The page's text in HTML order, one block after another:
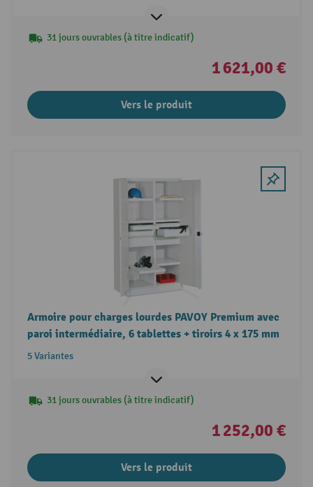
31 jours ouvrables (à titre indicatif)
1 621,00 €
Vers le produit
Armoire pour charges lourdes PAVOY Premium avec
paroi intermédiaire, 6 tablettes + tiroirs 4 x 175 mm
5 Variantes
31 jours ouvrables (à titre indicatif)
1 252,00 €
Vers le produit